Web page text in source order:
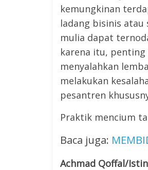
kemungkinan
ladang bisinis atau
mulia dapat
karena itu,
menyalahkan
melakukan
pesantren
Praktik mencium
Baca juga:
Achmad Qoffal/